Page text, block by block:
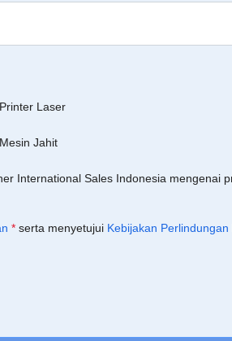
Printer Laser
Mesin Jahit
International Sales Indonesia mengenai
* serta menyetujui Kebijakan